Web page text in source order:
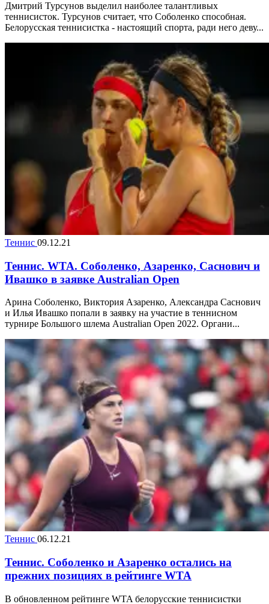
Дмитрий Турсунов выделил наиболее талантливых
теннисисток. Турсунов считает, что Соболенко способная.
Белорусская теннисистка - настоящий спорта, ради него деву...
Теннис 09.12.21
Теннис. WTA. Соболенко, Азаренко, Саснович и
Ивашко в заявке Australian Open
Арина Соболенко, Виктория Азаренко, Александра Саснович
и Илья Ивашко попали в заявку на участие в теннисном
турнире Большого шлема Australian Open 2022. Органи...
Теннис 06.12.21
Теннис. Соболенко и Азаренко остались на
прежних позициях в рейтинге WTA
В обновленном рейтинге WTA белорусские теннисистки